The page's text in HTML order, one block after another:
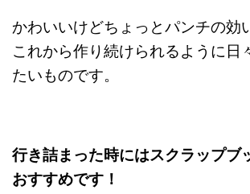
かわいいけどちょっとパンチの効
これから作り続けられるように日
たいものです。
行き詰まった時にはスクラップブ
おすすめです！